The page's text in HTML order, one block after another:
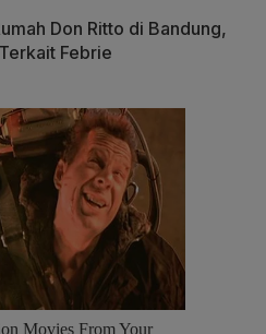
Don Ritto di Bandung,
Febrie